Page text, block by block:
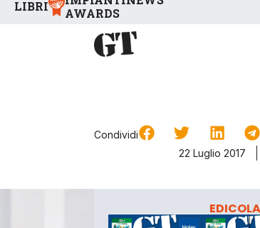
LIBRI
AWARDS
Condividi
22 Luglio 2017